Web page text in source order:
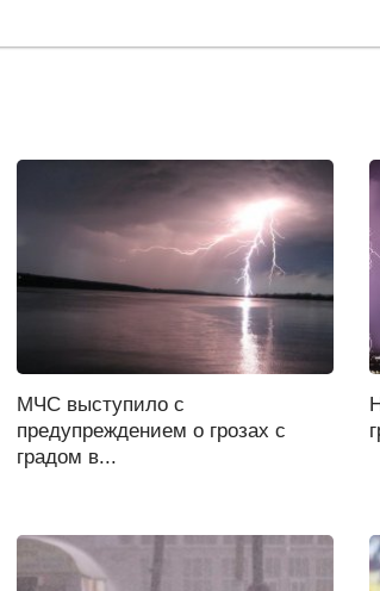
МЧС выступило с
предупреждением о грозах с
градом в...